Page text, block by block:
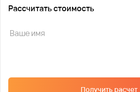
Рассчитать стоимость
Получить расчет